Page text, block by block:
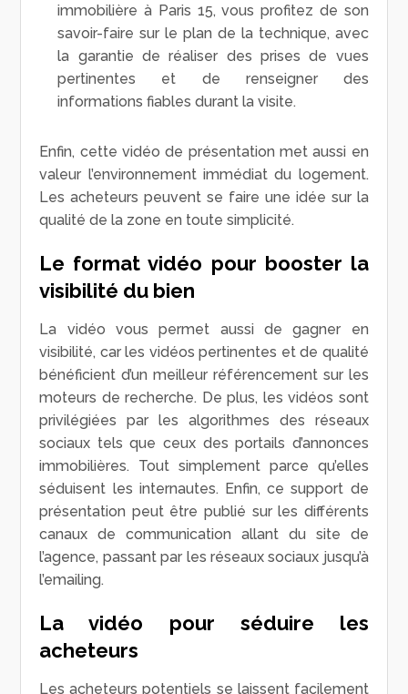
immobilière à Paris 15, vous profitez de son
savoir-faire sur le plan de la technique, avec
la garantie de réaliser des prises de vues
pertinentes et de renseigner des
informations fiables durant la visite.
Enfin, cette vidéo de présentation met aussi en
valeur l’environnement immédiat du logement.
Les acheteurs peuvent se faire une idée sur la
qualité de la zone en toute simplicité.
Le format vidéo pour booster la
visibilité du bien
La vidéo vous permet aussi de gagner en
visibilité, car les vidéos pertinentes et de qualité
bénéficient d’un meilleur référencement sur les
moteurs de recherche. De plus, les vidéos sont
privilégiées par les algorithmes des réseaux
sociaux tels que ceux des portails d’annonces
immobilières. Tout simplement parce qu’elles
séduisent les internautes. Enfin, ce support de
présentation peut être publié sur les différents
canaux de communication allant du site de
l’agence, passant par les réseaux sociaux jusqu’à
l’emailing.
La vidéo pour séduire les
acheteurs
Les acheteurs potentiels se laissent facilement